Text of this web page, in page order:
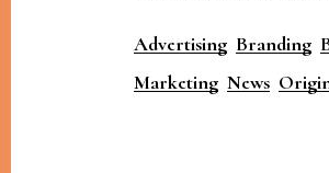
Advertising Branding
Marketing News